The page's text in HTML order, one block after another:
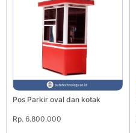
Pos Parkir oval dan kotak
Rp. 6.800.000